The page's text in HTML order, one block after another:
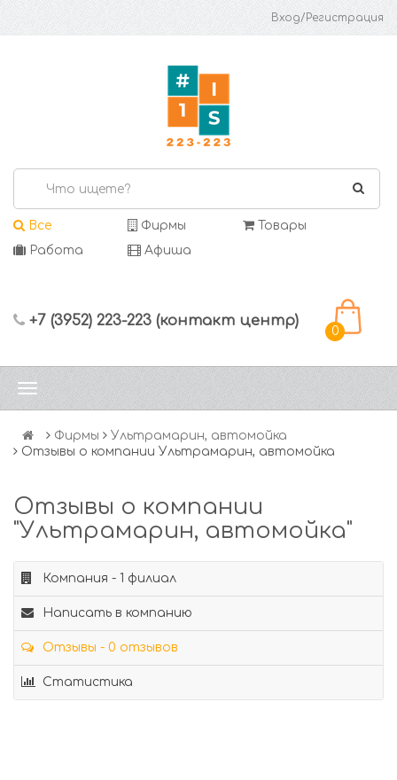
Вход/Регистрация
Все Фирмы
Товары
Работа
Афиша
+7 (3952) 223-223 (контакт центр)
0
Фирмы
Ультрамарин, автомойка
Отзывы о компании Ультрамарин, автомойка
Отзывы о компании
"Ультрамарин, автомойка"
Компания - 1 филиал
Написать в компанию
Отзывы - 0 отзывов
Статистика